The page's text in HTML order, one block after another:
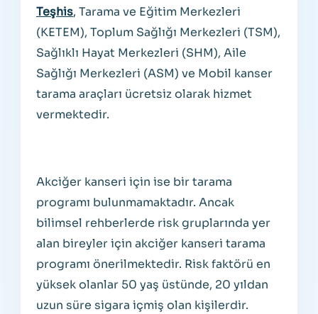
Teşhis, Tarama ve Eğitim Merkezleri
(KETEM), Toplum Sağlığı Merkezleri (TSM),
Sağlıklı Hayat Merkezleri (SHM), Aile
Sağlığı Merkezleri (ASM) ve Mobil kanser
tarama araçları ücretsiz olarak hizmet
vermektedir.
Akciğer kanseri için ise bir tarama
programı bulunmamaktadır. Ancak
bilimsel rehberlerde risk gruplarında yer
alan bireyler için akciğer kanseri tarama
programı önerilmektedir. Risk faktörü en
yüksek olanlar 50 yaş üstünde, 20 yıldan
uzun süre sigara içmiş olan kişilerdir.